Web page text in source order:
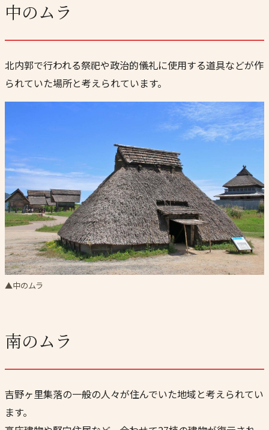
中のムラ
北内郭で行われる祭祀や政治的儀礼に使用する道具などが作
られていた場所と考えられています。
▲中のムラ
南のムラ
吉野ヶ里集落の一般の人々が住んでいた地域と考えられてい
ます。